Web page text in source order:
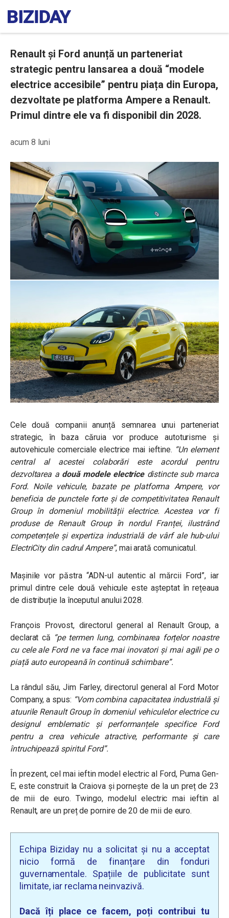
Renault și Ford anunță un parteneriat
strategic pentru lansarea a două “modele
electrice accesibile” pentru piața din Europa,
dezvoltate pe platforma Ampere a Renault.
Primul dintre ele va fi disponibil din 2028.
acum 8 luni
Cele două companii anunță semnarea unui parteneriat
strategic, în baza căruia vor produce autoturisme și
autovehicule comerciale electrice mai ieftine. “Un element
central al acestei colaborări este acordul pentru
dezvoltarea a două modele electricedistincte sub marca
Ford. Noile vehicule, bazate pe platforma Ampere, vor
beneficia de punctele forte și de competitivitatea Renault
Group în domeniul mobilității electrice. Acestea vor fi
produse de Renault Group în nordul Franței, ilustrând
competențele și expertiza industrială de vârf ale hub-ului
ElectriCity din cadrul Ampere”, mai arată comunicatul.
Mașinile vor păstra “ADN-ul autentic al mărcii Ford”, iar
primul dintre cele două vehicule este așteptat în rețeaua
de distribuție la începutul anului 2028.
François Provost, directorul general al Renault Group, a
declarat că “pe termen lung, combinarea forțelor noastre
cu cele ale Ford ne va face mai inovatori și mai agili pe o
piață auto europeană în continuă schimbare”.
La rândul său, Jim Farley, directorul general al Ford Motor
Company, a spus: “Vom combina capacitatea industrială și
atuurile Renault Group în domeniul vehiculelor electrice cu
designul emblematic și performanțele specifice Ford
pentru a crea vehicule atractive, performante și care
întruchipează spiritul Ford”.
În prezent, cel mai ieftin model electric al Ford, Puma Gen-
E, este construit la Craiova și pornește de la un preț de 23
de mii de euro. Twingo, modelul electric mai ieftin al
Renault, are un preț de pornire de 20 de mii de euro.
Echipa Biziday nu a solicitat și nu a acceptat
nicio formă de finanțare din fonduri
guvernamentale. Spațiile de publicitate sunt
limitate, iar reclama neinvazivă.
Dacă îți place ce facem, poți contribui tu